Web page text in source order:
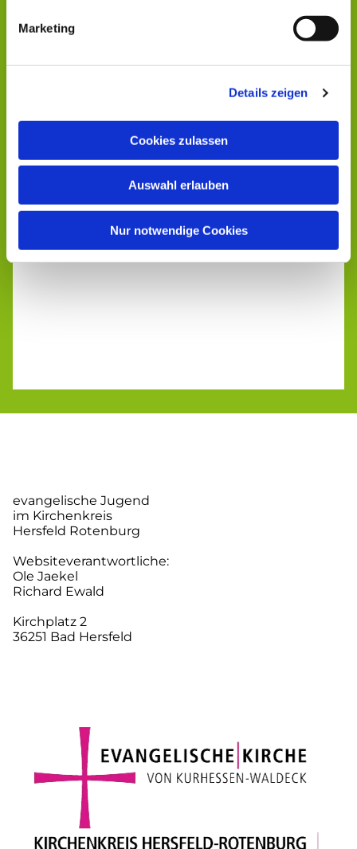
Marketing
Details zeigen
Cookies zulassen
Auswahl erlauben
Nur notwendige Cookies
evangelische Jugend
im Kirchenkreis
Hersfeld Rotenburg
Websiteverantwortliche:
Ole Jaekel
Richard Ewald
Kirchplatz 2
36251 Bad Hersfeld